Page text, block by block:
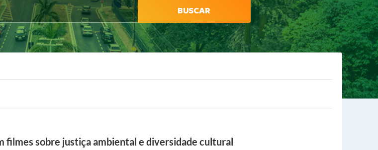
BUSCAR
filmes sobre justiça ambiental e diversidade cultural